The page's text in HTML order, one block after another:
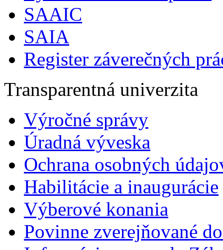
SAAIC
SAIA
Register záverečných
Transparentná univerzita
Výročné správy
Úradná výveska
Ochrana osobných
Habilitácie a inaugurácie
Výberové konania
Povinne zverejňované